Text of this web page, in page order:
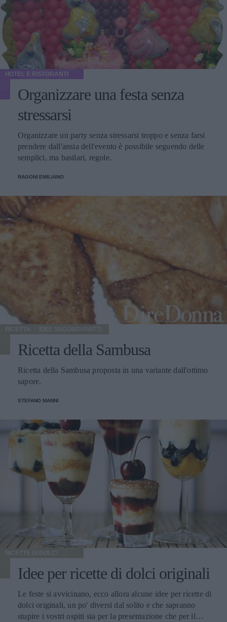
HOTEL E RISTORANTI
Organizzare una festa senza
stressarsi
Organizzare un party senza stressarsi troppo e senza farsi
prendere dall'ansia dell'evento è possibile seguendo delle
semplici, ma basilari, regole.
RAGONI EMILIANO
RICETTA IDEE SECONDI PIATTI
Ricetta della Sambusa
Ricetta della Sambusa proposta in una variante dall'ottimo
sapore.
STEFANO MANNI
RICETTE DI DOLCI
Idee per ricette di dolci originali
Le feste si avvicinano, ecco allora alcune idee per ricette di
dolci originali, un po' diversi dal solito e che sapranno
stupire i vostri ospiti sia per la presentazione che per il